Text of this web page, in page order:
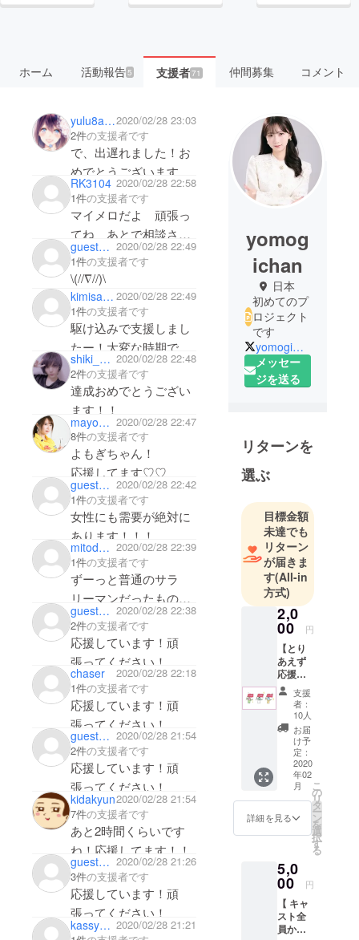
ホーム 活動報告5 支援者71 仲間募集 コメント
yulu8ana2020/02/28 23:03
2件の支援者です
で、出遅れました！お
めでとうございます！
よもぎちゃん応援して
ます！
よもぎちゃんに会える
ようにわたしも頑張り
ます(^^)
RK3104 2020/02/28 22:58
1件の支援者です
マイメロだよ 頑張っ
てね あとで相談させ
てね 達成おめでと
う
guest199b14147114 2020/02/28 22:49
1件の支援者です
\(//∇//)\
kimisa6637 2020/02/28 22:49
1件の支援者です
駆け込みで支援しまし
たー！大変な時期です
が、みんなで乗り越え
ましょう☆
shiki_editor 2020/02/28 22:48
2件の支援者です
達成おめでとうござい
ます！！
mayodarts 2020/02/28 22:47
8件の支援者です
よもぎちゃん！
応援してます♡♡
guest2e10c7bf31b4 2020/02/28 22:42
1件の支援者です
女性にも需要が絶対に
あります！！！
応援します！！！！
mitodoke 2020/02/28 22:39
1件の支援者です
ずーっと普通のサラ
リーマンだったもの
で、むしろ起業する人
から話を聞きたい、ぐ
らいの気持ちで応募し
ました。よろしくお願
いします、
guestd612451e4184 2020/02/28 22:38
2件の支援者です
応援しています！頑
張ってください！
chaser
2020/02/28 22:18
1件の支援者です
応援しています！頑
guesta48c70901614 2020/02/28 21:54
2件の支援者です
応援しています！頑
張ってください！
kidakyun2020/02/28 21:54
7件の支援者です
あと2時間くらいです
ね！応援してます！！
guest0a238d6cfa84 2020/02/28 21:26
3件の支援者です
応援しています！頑
張ってください！
kassy0300_ 2020/02/28 21:21
yomog
ichan
日本
初めてのプ
ロジェクト
です
yomogimon00
メッセー
ジを送る
リターンを
選ぶ
目標金額
未達でも
リターン
が届きま
す(All-in
方式)
2,0
00 円
【とり
あえず
応援す
る
よ！】
すごい
頑張っ
てるの
は伝
わった
からと
りあえ
ず応援
してあ
げる
よ！と
しい方
へ。 ・
お礼の
メッ
セージ&
イラス
支援
者：
10人
お届
け予
定：
2020
年02
月
詳細を見る
こ
の
リ
タ
ー
ン
を
選
択
す
る
5,0
00 円
【 キャ
スト全
員から